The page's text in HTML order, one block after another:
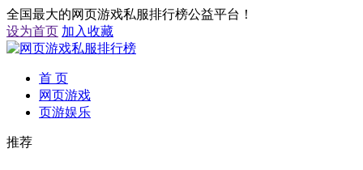
全国最大的网页游戏私服排行榜公益平台！
设为首页 加入收藏
首 页
网页游戏
页游娱乐
推荐